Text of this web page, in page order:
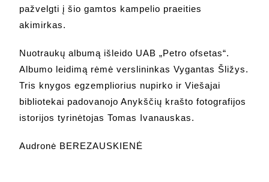
pažvelgti į šio gamtos kampelio praeities
akimirkas.
Nuotraukų albumą išleido UAB „Petro ofsetas“.
Albumo leidimą rėmė verslininkas Vygantas Šližys.
Tris knygos egzempliorius nupirko ir Viešajai
bibliotekai padovanojo Anykščių krašto fotografijos
istorijos tyrinėtojas Tomas Ivanauskas.
Audronė BEREZAUSKIENĖ